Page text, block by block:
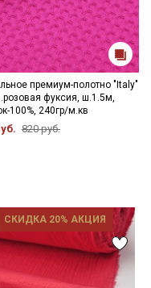
премиум-полотно "Italy"
фуксия, ш.1.5м,
100%, 240гр/м.кв
820 руб.
СКИДКА 20% АКЦИЯ